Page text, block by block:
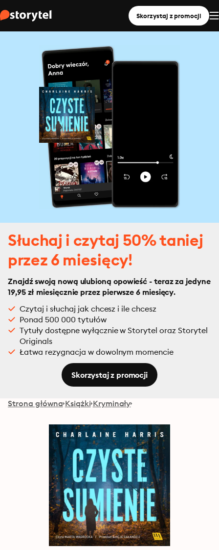
Skorzystaj z promocji
Słuchaj i czytaj 50% taniej
przez 6 miesięcy!
Znajdź swoją nową ulubioną opowieść - teraz za jedyne
19,95 zł miesięcznie przez pierwsze 6 miesięcy.
Czytaj i słuchaj jak chcesz i ile chcesz
Ponad 500 000 tytułów
Tytuły dostępne wyłącznie w Storytel oraz Storytel
Originals
Łatwa rezygnacja w dowolnym momencie
Skorzystaj z promocji
Strona główna Książki Kryminały